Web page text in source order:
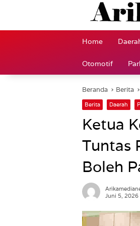
Home
Otomotif
Beranda Berita
Berita Daerah
Ketua
Tuntas
Boleh
Juni 5, 2026